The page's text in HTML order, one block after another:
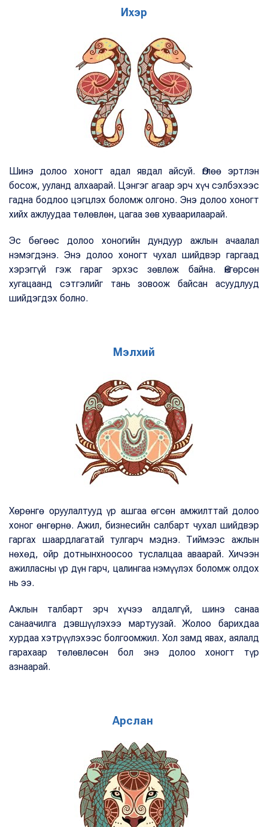
Ихэр
Шинэ долоо хоногт адал явдал айсуй. Өглөө эртлэн
босож, ууланд алхаарай. Цэнгэг агаар эрч хүч сэлбэхээс
гадна бодлоо цэгцлэх боломж олгоно. Энэ долоо хоногт
хийх ажлуудаа төлөвлөн, цагаа зөв хуваарилаарай.
Эс бөгөөс долоо хоногийн дундуур ажлын ачаалал
нэмэгдэнэ. Энэ долоо хоногт чухал шийдвэр гаргаад
хэрэггүй гэж гараг эрхэс зөвлөж байна. Өнгөрсөн
хугацаанд сэтгэлийг тань зовоож байсан асуудлууд
шийдэгдэх болно.
Мэлхий
Хөрөнгө оруулалтууд үр ашгаа өгсөн амжилттай долоо
хоног өнгөрнө. Ажил, бизнесийн салбарт чухал шийдвэр
гаргах шаардлагатай тулгарч мэднэ. Тиймээс ажлын
нөхөд, ойр дотнынхноосоо туслалцаа аваарай. Хичээн
ажилласны үр дүн гарч, цалингаа нэмүүлэх боломж олдох
нь ээ.
Ажлын талбарт эрч хүчээ алдалгүй, шинэ санаа
санаачилга дэвшүүлэхээ мартуузай. Жолоо барихдаа
хурдаа хэтрүүлэхээс болгоомжил. Хол замд явах, аялалд
гарахаар төлөвлөсөн бол энэ долоо хоногт түр
азнаарай.
Арслан